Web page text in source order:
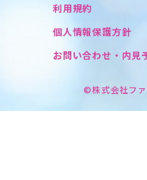
利用規約
個人情報保護方針
お問い合わせ・内見
©株式会社ファ